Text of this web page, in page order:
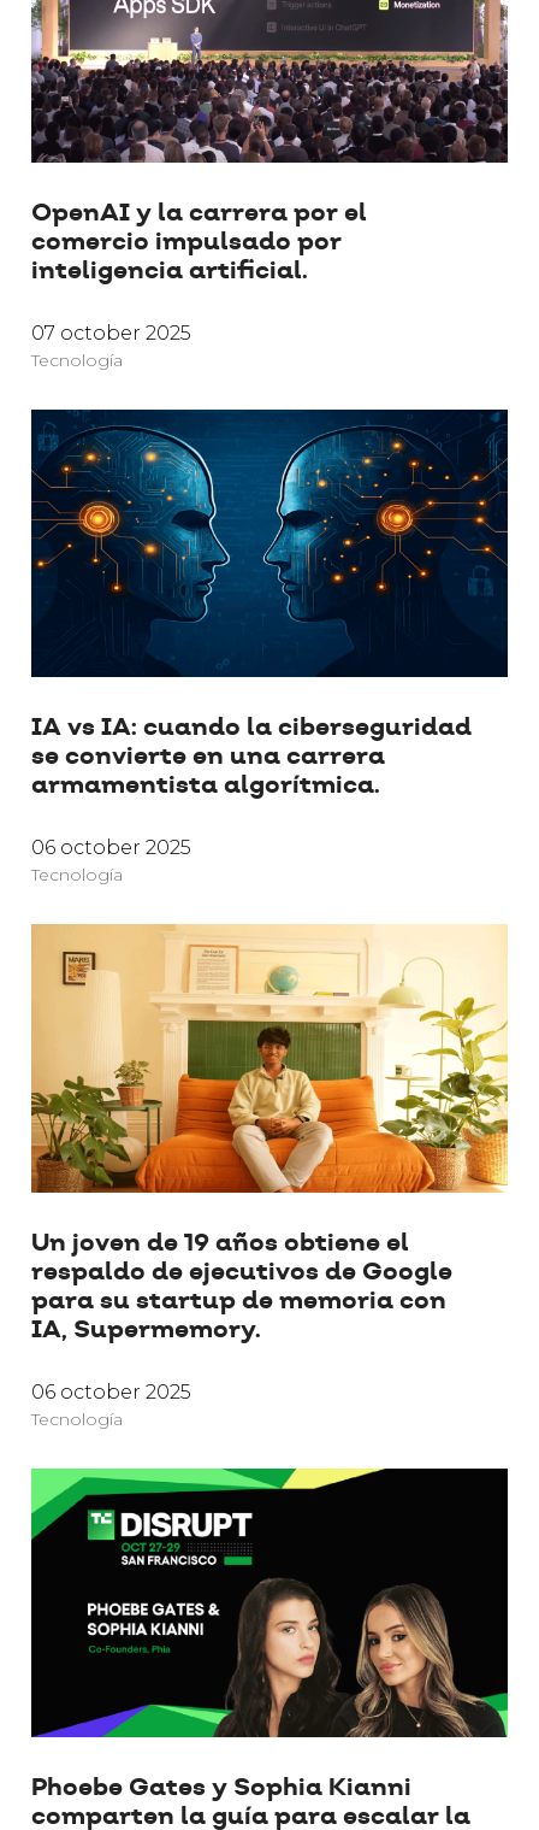
OpenAI y la carrera por el
comercio impulsado por
inteligencia artificial.
07 october 2025
Tecnología
IA vs IA: cuando la ciberseguridad
se convierte en una carrera
armamentista algorítmica.
06 october 2025
Tecnología
Un joven de 19 años obtiene el
respaldo de ejecutivos de Google
para su startup de memoria con
IA, Supermemory.
06 october 2025
Tecnología
Phoebe Gates y Sophia Kianni
comparten la guía para escalar la